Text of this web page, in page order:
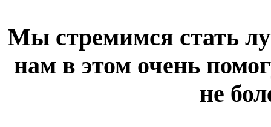
Мы стремимся стать
нам в этом очень
не